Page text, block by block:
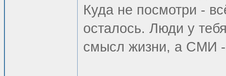
Куда не посмотри -
осталось. Люди у
смысл жизни, а СМИ -